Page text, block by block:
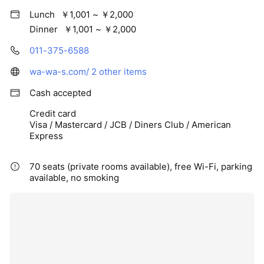
Lunch
￥1,001 ~ ￥2,000
Dinner
￥1,001 ~ ￥2,000
011-375-6588
wa-wa-s.com/ 2 other items
Cash accepted
Credit card
Visa / Mastercard / JCB / Diners Club / American
Express
70 seats (private rooms available), free Wi-Fi, parking
available, no smoking